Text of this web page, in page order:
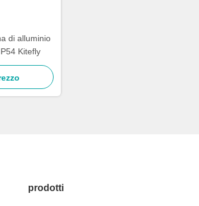
di alluminio
Kitefly
prodotti